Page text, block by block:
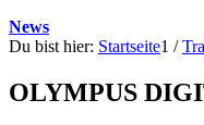
News
Du bist hier: Startseite1 /
OLYMPUS